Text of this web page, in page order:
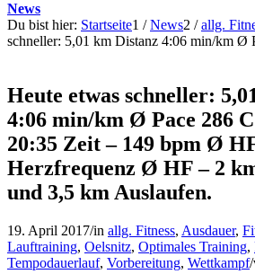
News
Du bist hier: Startseite1 / News2 / allg.
schneller: 5,01 km Distanz 4:06 min/km Ø
Heute etwas schneller:
4:06 min/km Ø Pace 286
20:35 Zeit – 149 bpm Ø
Herzfrequenz Ø HF – 2
und 3,5 km Auslaufen.
19. April 2017/in allg. Fitness, Ausdauer,
Lauftraining, Oelsnitz, Optimales Training,
Tempodauerlauf, Vorbereitung, Wettkampf/